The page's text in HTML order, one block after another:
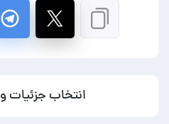
انتخاب